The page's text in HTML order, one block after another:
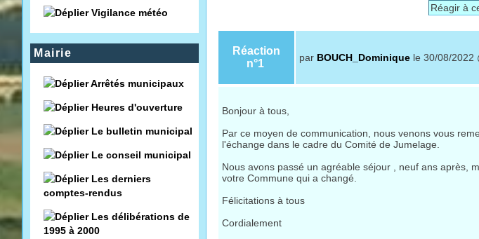
Vigilance météo
Mairie
Arrêtés municipaux
Heures d'ouverture
Le bulletin municipal
Le conseil municipal
Les derniers
comptes-rendus
Les délibérations de
1995 à 2000
Réagir à
Réaction
n°1
par BOUCH_Dominique le 30/08/2022
Bonjour à tous,
Par ce moyen de communication, nous venons vous
l'échange dans le cadre du Comité de Jumelage.
Nous avons passé un agréable séjour , neuf ans après,
votre Commune qui a changé.
Félicitations à tous
Cordialement